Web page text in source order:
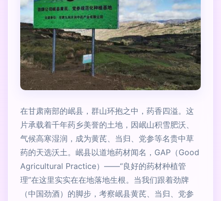
在甘肃南部的岷县，群山环抱之中，药香四溢。这
片承载着千年药乡美誉的土地，因岷山积雪肥沃、
气候高寒湿润，成为黄芪、当归、党参等名贵中草
药的天选沃土。岷县以道地药材闻名，GAP（Good
Agricultural Practice）——“良好的药材种植管
理”在这里实实在在地落地生根。当我们跟着劲牌
（中国劲酒）的脚步，考察岷县黄芪、当归、党参